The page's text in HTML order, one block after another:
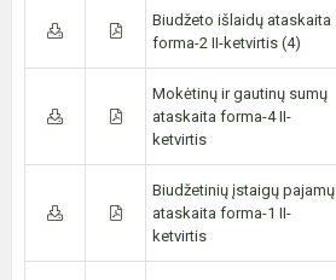
Biudžeto išlaidų ataskaita
forma-2 II-ketvirtis (4)
Mokėtinų ir gautinų sumų
ataskaita forma-4 II-
ketvirtis
Biudžetinių įstaigų pajamų
ataskaita forma-1 II-
ketvirtis